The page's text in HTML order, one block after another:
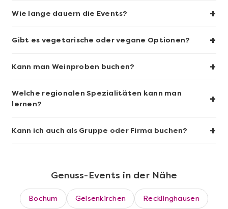
Mehr anzeigen
Wein- & Käse-Genuss@Home für 2
Wie lange dauern die Events? +
Gibt es vegetarische oder vegane Optionen? +
Kann man Weinproben buchen? +
Welche regionalen Spezialitäten kann man
lernen?
+
Kann ich auch als Gruppe oder Firma buchen? +
Genuss-Events in der Nähe
Bochum Gelsenkirchen Recklinghausen